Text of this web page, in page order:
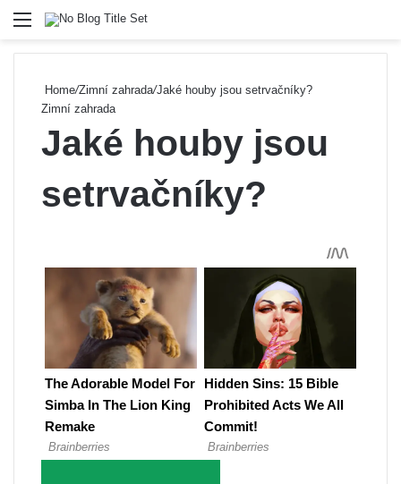
Menu
Home/Zimní zahrada/Jaké houby jsou setrvačníky?
Zimní zahrada
Jaké houby jsou
setrvačníky?